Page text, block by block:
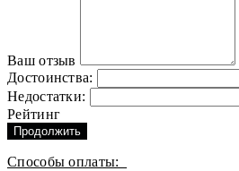
Ваш отзыв
Достоинства:
Недостатки:
Рейтинг
Продолжить
Способы оплаты: